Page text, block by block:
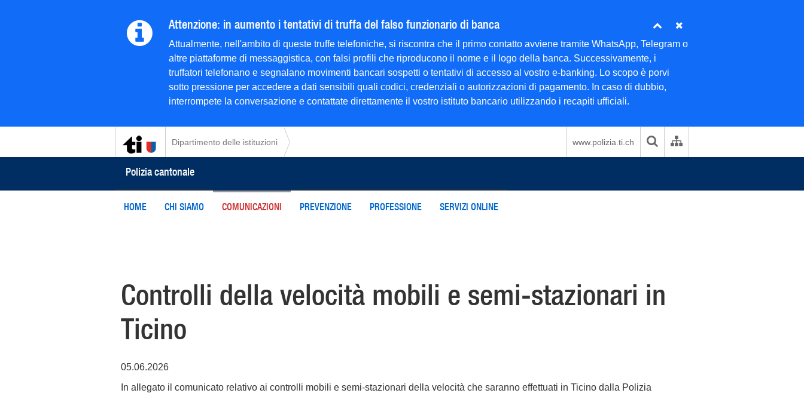
Attenzione: in aumento i tentativi di truffa del falso funzionario di banca
Attualmente, nell'ambito di queste truffe telefoniche, si riscontra che il primo contatto avviene tramite WhatsApp, Telegram o
altre piattaforme di messaggistica, con falsi profili che riproducono il nome e il logo della banca. Successivamente, i
truffatori telefonano e segnalano movimenti bancari sospetti o tentativi di accesso al vostro e-banking. Lo scopo è porvi
sotto pressione per accedere a dati sensibili quali codici, credenziali o autorizzazioni di pagamento. In caso di dubbio,
interrompete la conversazione e contattate direttamente il vostro istituto bancario utilizzando i recapiti ufficiali.
Dipartimento delle istituzioni www.polizia.ti.ch
Polizia cantonale
HOME CHI SIAMO COMUNICAZIONI PREVENZIONE PROFESSIONE SERVIZI ONLINE
Controlli della velocità mobili e semi-stazionari in
Ticino
05.06.2026
In allegato il comunicato relativo ai controlli mobili e semi-stazionari della velocità che saranno effettuati in Ticino dalla Polizia